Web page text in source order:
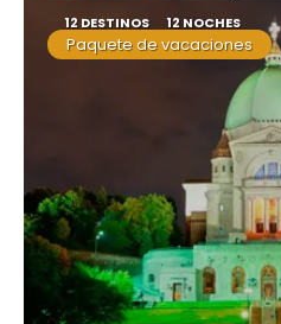
12 DESTINOS 12 NOCHES
Paquete de vacaciones